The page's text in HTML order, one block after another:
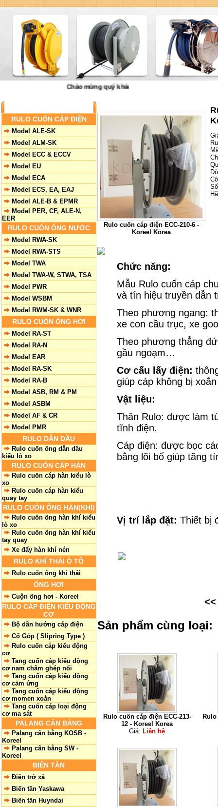
Chào mừng quý khách đến với công ty VNID Đại
RULO CUỐN CÁP ĐIỆN
Model ALE-SK
Model ALM-SK
Model ECC & ECCV
Model EU
Model ECA
Model ECS, EA, EAJ
Model ALE-B & EPMR
Model PER, CF, ALE-N,
EER
RULO CUỐN ỐNG NƯỚC
Model RWA-SK
Model RWA-STS
Model TWA
Model TWA-W, STWA, TSA
Model PWR
Model WSBM
Model RWM-SK & WNR
RULO CUỐN ỐNG HƠI
Model RA-ST
Model RA-N
Model EAR
Model RA-SK
Model RA-B
Model ASB, RM & PM
Model ASBM
Model AF & CR
Model PMR
RULO DẪN DẦU
Rulo cuốn ống dẫn dầu
kiểu lò xo
RULO CUỐN CÁP HÀN
Rulo cuốn cáp hàn kiểu lò
xo
Rulo cuốn cáp hàn kiểu
quay tay
RULO CUỐN ỐNG HÀN(KHÍ)
Rulo cuốn ống hàn khí kiểu
lò xo
Rulo cuốn ống hàn khí kiểu
tay quay
Xe đẩy hàn khí nén
RULO KHÍ THẢI Ô TÔ
Rulo cuốn ống khí thải
ỐNG HƠI
Cuộn ống hơi - Koreel
RULO CÁP ĐIỆN KIỂU ĐỘNG
CƠ
Bộ dẫn hướng cáp điện
Cổ Góp ( Slipring Type )
Rulo cuốn cáp kiểu động
cơ
Tang cuốn cáp kiểu động
cơ nam châm ghép nối
Tang cuốn cáp kiểu động
cơ cảm ứng
Tang cuốn cáp kiểu động
cơ momen xoắn
Tang cuốn cáp loại động
cơ ma sát
PALANG CÂN BẰNG
Palang cân bằng KOSB -
Koreel
Palang cân bằng SW -
Koreel
BIẾN TẦN
Điện trở xả
Biến tần Yaskawa
Biến tấn Huyndai
Rulo cuốn cáp điện ECC-210-6 -
Koreel Korea
Chức năng:
Mẫu Rulo cuốn cáp
và tín hiệu truyền dẫn
Theo phương ngang:
xe con cầu trục, xe
Theo phương thẳng
gầu ngoạm…
Cơ cấu lấy điện:
giúp cáp không bị
Vật liệu:
Thân Rulo: được làm
tĩnh điện.
Cáp điện: được bọc
bằng lõi bố giúp tăng
Vị trí lắp đặt: Thiết bị
Sản phẩm cùng loại:
Rulo cuốn cáp điện ECC-213-
12 - Koreel Korea
Giá: Liên hệ